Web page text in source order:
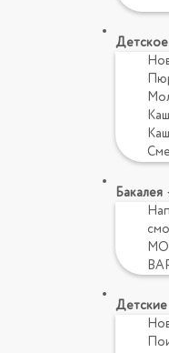
Детское
Бакалея
Детские